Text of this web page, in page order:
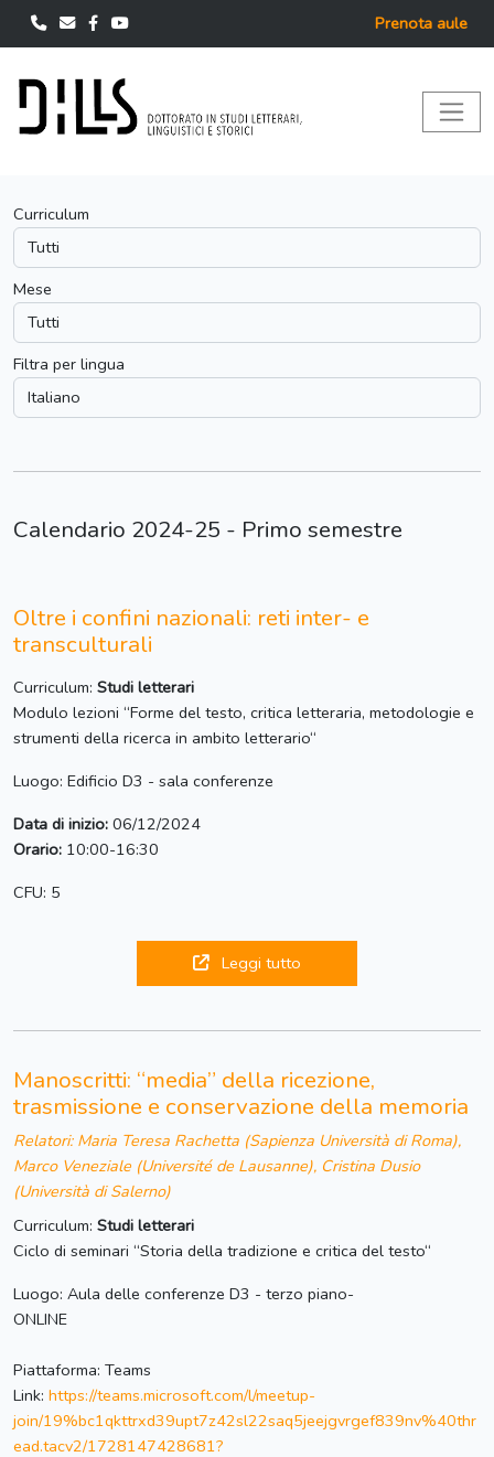
Prenota aule
Curriculum
Mese
Filtra per lingua
Calendario 2024-25 - Primo semestre
Oltre i confini nazionali: reti inter- e
transculturali
Curriculum: Studi letterari
Modulo lezioni “Forme del testo, critica letteraria, metodologie e
strumenti della ricerca in ambito letterario“
Luogo: Edificio D3 - sala conferenze
Data di inizio: 06/12/2024
Orario: 10:00-16:30
CFU: 5
Leggi tutto
Manoscritti: “media” della ricezione,
trasmissione e conservazione della memoria
Relatori: Maria Teresa Rachetta (Sapienza Università di Roma),
Marco Veneziale (Université de Lausanne), Cristina Dusio
(Università di Salerno)
Curriculum: Studi letterari
Ciclo di seminari “Storia della tradizione e critica del testo“
Luogo: Aula delle conferenze D3 - terzo piano-
ONLINE
Piattaforma: Teams
Link: https://teams.microsoft.com/l/meetup-
join/19%bc1qkttrxd39upt7z42sl22saq5jeejgvrgef839nv%40thr
ead.tacv2/1728147428681?